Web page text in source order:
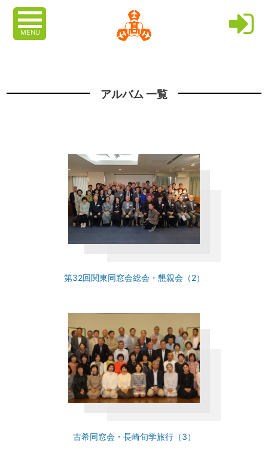
MENU
アルバム 一覧
第32回関東同窓会総会・懇親会（2）
古希同窓会・長崎旬学旅行（3）